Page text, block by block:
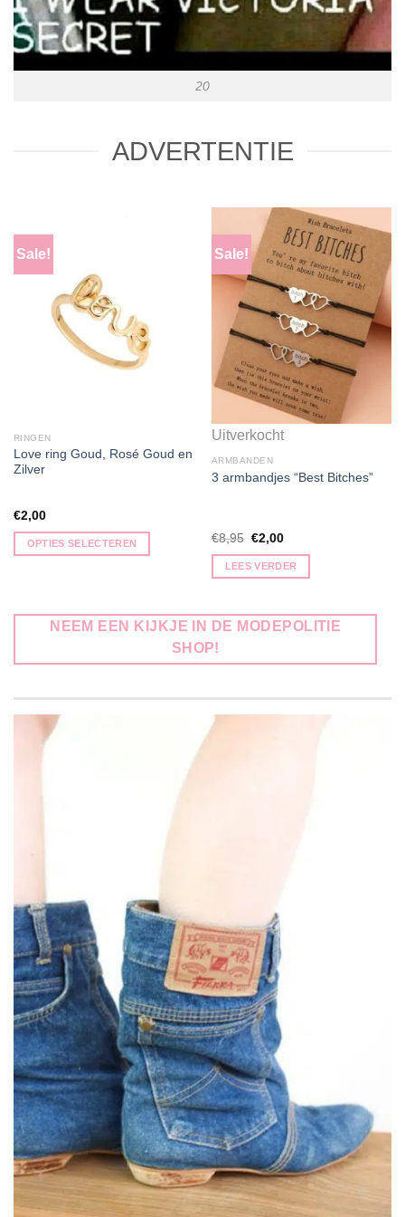
20
ADVERTENTIE
Sale!
RINGEN
Love ring Goud, Rosé Goud en
Zilver
€2,00
OPTIES SELECTEREN
meerdere
Deze
kan
gekozen
worden
Sale!
Uitverkocht
ARMBANDEN
3 armbandjes “Best Bitches”
€8,95 Oorspronkelijke
was:
€8,95.
€2,00Huidige
is:
€2,00.
LEES VERDER
NEEM EEN KIJKJE IN DE MODEPOLITIE
SHOP!